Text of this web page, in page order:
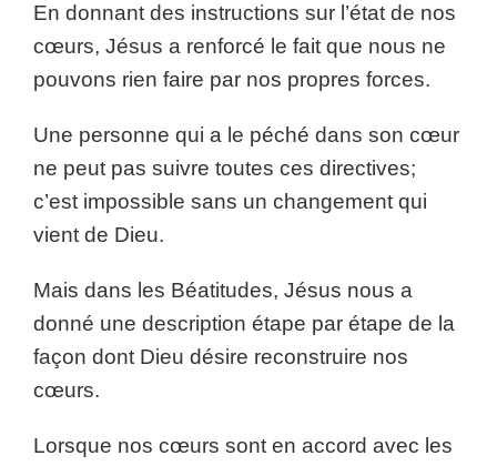
En donnant des instructions sur l’état de nos
cœurs, Jésus a renforcé le fait que nous ne
pouvons rien faire par nos propres forces.
Une personne qui a le péché dans son cœur
ne peut pas suivre toutes ces directives;
c’est impossible sans un changement qui
vient de Dieu.
Mais dans les Béatitudes, Jésus nous a
donné une description étape par étape de la
façon dont Dieu désire reconstruire nos
cœurs.
Lorsque nos cœurs sont en accord avec les